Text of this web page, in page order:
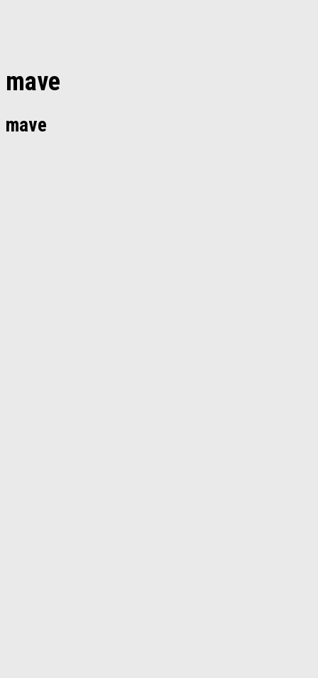
mave
mave